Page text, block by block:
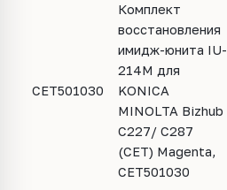
CET501030
Комплект
восстановления
имидж-юнита IU-
214M для
KONICA
MINOLTA Bizhub
C227/ C287
(CET) Magenta,
CET501030